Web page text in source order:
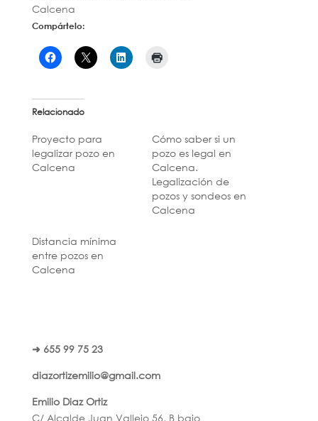
Calcena
Compártelo:
Relacionado
Proyecto para
legalizar pozo en
Calcena
Cómo saber si un
pozo es legal en
Calcena.
Legalización de
pozos y sondeos en
Calcena
Distancia mínima
entre pozos en
Calcena
➜ 655 99 75 23
diazortizemilio@gmail.com
Emilio Diaz Ortiz
C/ Alcalde Juan Vallejo 56, B bajo